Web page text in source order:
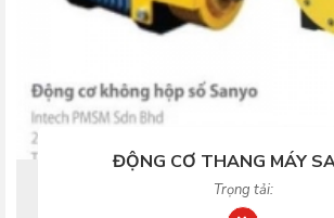
ĐỘNG CƠ THANG MÁY
Trọng tải: